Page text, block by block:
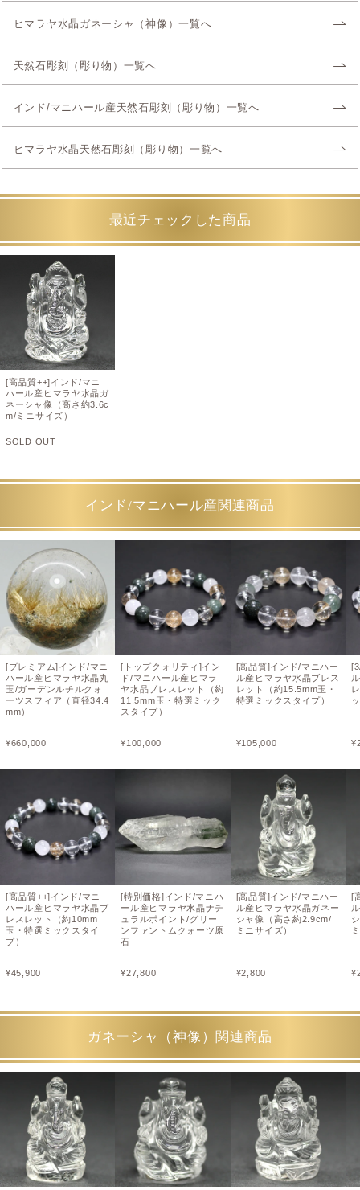
ヒマラヤ水晶ガネーシャ（神像）一覧へ
天然石彫刻（彫り物）一覧へ
インド/マニハール産天然石彫刻（彫り物）一覧へ
ヒマラヤ水晶天然石彫刻（彫り物）一覧へ
最近チェックした商品
[高品質++]インド/マニ
ハール産ヒマラヤ水晶ガ
ネーシャ像（高さ約3.6c
m/ミニサイズ）
SOLD OUT
インド/マニハール産関連商品
[プレミアム]インド/マニ
ハール産ヒマラヤ水晶丸
玉/ガーデンルチルクォ
ーツスフィア（直径34.4
mm）
¥660,000
[高品質++]インド/マニ
ハール産ヒマラヤ水晶ブ
レスレット（約10mm
玉・特選ミックスタイ
プ）
¥45,900
[トップクォリティ]イン
ド/マニハール産ヒマラ
ヤ水晶ブレスレット（約
11.5mm玉・特選ミック
スタイプ）
¥100,000
[特別価格]インド/マニハ
ール産ヒマラヤ水晶ナチ
ュラルポイント/グリー
ンファントムクォーツ原
石
¥27,800
[高品質]インド/マニハー
ル産ヒマラヤ水晶ブレス
レット（約15.5mm玉・
特選ミックスタイプ）
¥105,000
[高品質]インド/マニハー
ル産ヒマラヤ水晶ガネー
シャ像（高さ約2.9cm/
ミニサイズ）
¥2,800
¥
[
¥
ガネーシャ（神像）関連商品